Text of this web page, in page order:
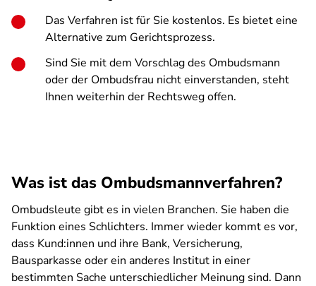
Das Verfahren ist für Sie kostenlos. Es bietet eine
Alternative zum Gerichtsprozess.
Sind Sie mit dem Vorschlag des Ombudsmann
oder der Ombudsfrau nicht einverstanden, steht
Ihnen weiterhin der Rechtsweg offen.
Was ist das Ombudsmannverfahren?
Ombudsleute gibt es in vielen Branchen. Sie haben die
Funktion eines Schlichters. Immer wieder kommt es vor,
dass Kund:innen und ihre Bank, Versicherung,
Bausparkasse oder ein anderes Institut in einer
bestimmten Sache unterschiedlicher Meinung sind. Dann